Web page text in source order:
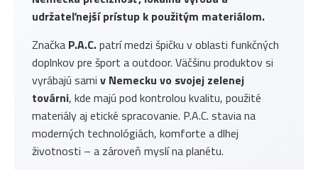
udržateľnejší prístup k použitým materiálom.
Značka P.A.C.patrí medzi špičku v oblasti funkčných
doplnkov pre šport a outdoor. Väčšinu produktov si
vyrábajú sami v Nemecku vo svojej zelenej
továrni, kde majú pod kontrolou kvalitu, použité
materiály aj etické spracovanie. P.A.C. stavia na
moderných technológiách, komforte a dlhej
životnosti – a zároveň myslí na planétu.